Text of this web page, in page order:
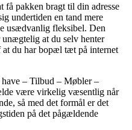
pakken bragt til din adresse
undertiden en tand mere
usædvanlig fleksibel. Den
at du selv henter
at du har bopæl tæt på internet
– Tilbud – Møbler –
være virkelig væsentlig når
så med det formål er det
på det pågældende